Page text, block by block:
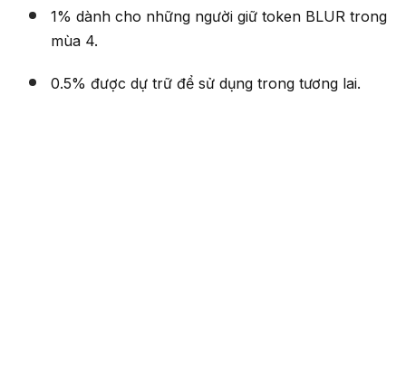
1% dành cho những người giữ token BLUR trong
mùa 4.
0.5% được dự trữ để sử dụng trong tương lai.